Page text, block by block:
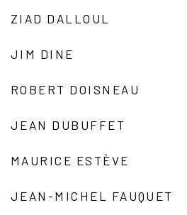
ZIAD DALLOUL
JIM DINE
ROBERT DOISNEAU
JEAN DUBUFFET
MAURICE ESTÈVE
JEAN-MICHEL FAUQUET